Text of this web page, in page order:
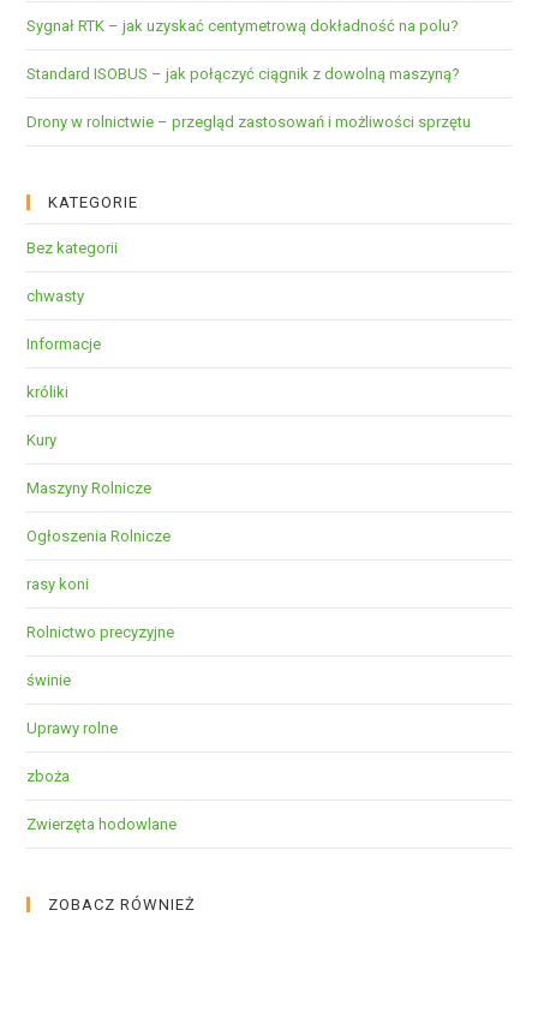
Sygnał RTK – jak uzyskać centymetrową dokładność na polu?
Standard ISOBUS – jak połączyć ciągnik z dowolną maszyną?
Drony w rolnictwie – przegląd zastosowań i możliwości sprzętu
KATEGORIE
Bez kategorii
chwasty
Informacje
króliki
Kury
Maszyny Rolnicze
Ogłoszenia Rolnicze
rasy koni
Rolnictwo precyzyjne
świnie
Uprawy rolne
zboża
Zwierzęta hodowlane
ZOBACZ RÓWNIEŻ